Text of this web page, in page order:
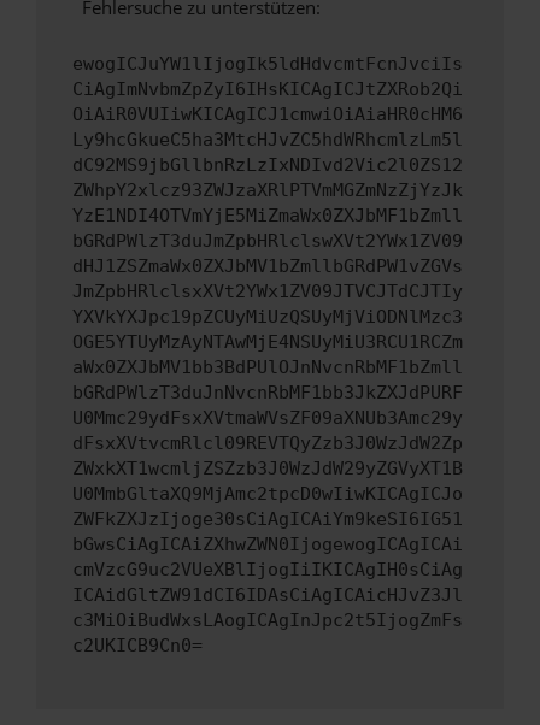
Fehlersuche zu unterstützen:
ewogICJuYW1lIjogIk5ldHdvcmtFcnJvciIs
CiAgImNvbmZpZyI6IHsKICAgICJtZXRob2Qi
OiAiR0VUIiwKICAgICJ1cmwiOiAiaHR0cHM6
Ly9hcGkueC5ha3MtcHJvZC5hdWRhcmlzLm5l
dC92MS9jbGllbnRzLzIxNDIvd2Vic2l0ZS12
ZWhpY2xlcz93ZWJzaXRlPTVmMGZmNzZjYzJk
YzE1NDI4OTVmYjE5MiZmaWx0ZXJbMF1bZmll
bGRdPWlzT3duJmZpbHRlclswXVt2YWx1ZV09
dHJ1ZSZmaWx0ZXJbMV1bZmllbGRdPW1vZGVs
JmZpbHRlclsxXVt2YWx1ZV09JTVCJTdCJTIy
YXVkYXJpc19pZCUyMiUzQSUyMjViODNlMzc3
OGE5YTUyMzAyNTAwMjE4NSUyMiU3RCU1RCZm
aWx0ZXJbMV1bb3BdPUlOJnNvcnRbMF1bZmll
bGRdPWlzT3duJnNvcnRbMF1bb3JkZXJdPURF
U0Mmc29ydFsxXVtmaWVsZF09aXNUb3Amc29y
dFsxXVtvcmRlcl09REVTQyZzb3J0WzJdW2Zp
ZWxkXT1wcmljZSZzb3J0WzJdW29yZGVyXT1B
U0MmbGltaXQ9MjAmc2tpcD0wIiwKICAgICJo
ZWFkZXJzIjoge30sCiAgICAiYm9keSI6IG51
bGwsCiAgICAiZXhwZWN0IjogewogICAgICAi
cmVzcG9uc2VUeXBlIjogIiIKICAgIH0sCiAg
ICAidGltZW91dCI6IDAsCiAgICAicHJvZ3Jl
c3MiOiBudWxsLAogICAgInJpc2t5IjogZmFs
c2UKICB9Cn0=